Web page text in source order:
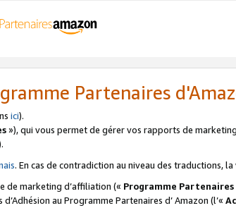
Partenaires
ici).
»), qui vous permet de gérer vos rapports de
. En cas de contradiction au niveau des traductions,
de marketing d’affiliation (« Programme Partenaires
au Programme Partenaires d’ Amazon (l’«